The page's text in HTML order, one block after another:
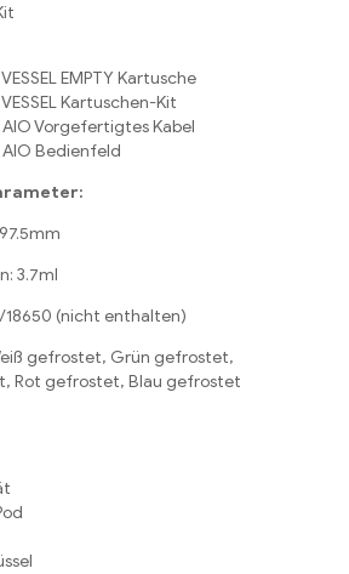
EMPTY Kartusche
Kartuschen-Kit
AIO Vorgefertigtes Kabel
AIO Bedienfeld
3.7ml
18650 (nicht enthalten)
gefrostet, Grün gefrostet,
Rot gefrostet, Blau gefrostet